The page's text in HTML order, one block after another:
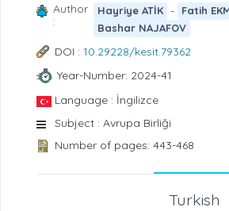
Author
:
Hayriye ATİK -
Fatih
Bashar NAJAFOV
DOI : 10.29228/kesit.79362
Year-Number: 2024-41
Language : İngilizce
Subject : Avrupa Birliği
Number of pages: 443-468
Turkish